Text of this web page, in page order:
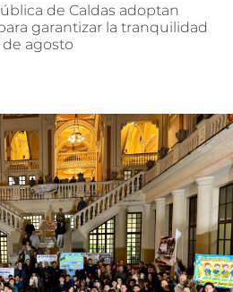
de Caldas adoptan
garantizar la tranquilidad
de agosto